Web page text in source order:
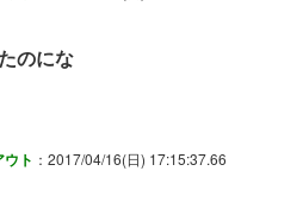
のにな
ト ：2017/04/16(日) 17:15:37.66